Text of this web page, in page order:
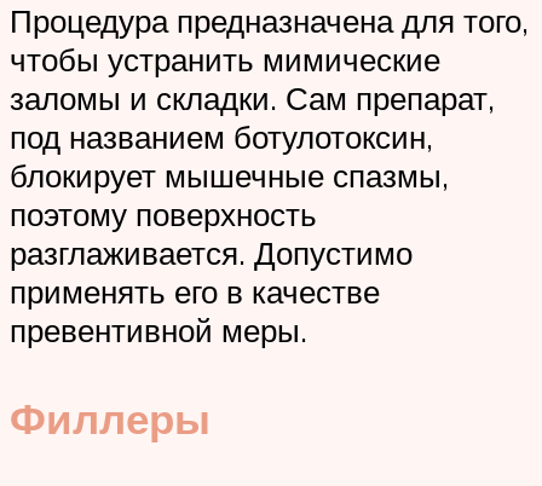
Процедура предназначена для того,
чтобы устранить мимические
заломы и складки. Сам препарат,
под названием ботулотоксин,
блокирует мышечные спазмы,
поэтому поверхность
разглаживается. Допустимо
применять его в качестве
превентивной меры.
Филлеры